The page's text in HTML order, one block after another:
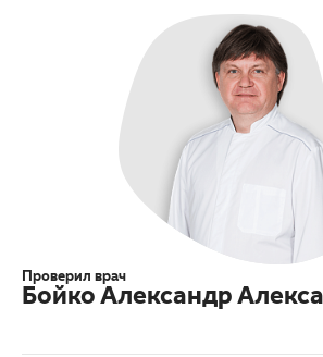
Проверил врач
Бойко Александр